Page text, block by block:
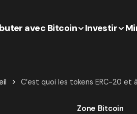
avec Bitcoin Investir
C’est quoi les tokens ERC-20 et
Zone Bitcoin